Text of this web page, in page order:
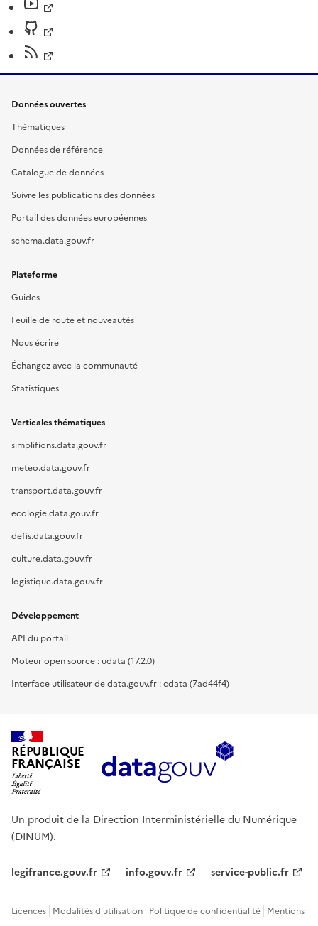
Données ouvertes
Thématiques
Données de référence
Catalogue de données
Suivre les publications des données
Portail des données européennes
schema.data.gouv.fr
Plateforme
Guides
Feuille de route et nouveautés
Nous écrire
Échangez avec la communauté
Statistiques
Verticales thématiques
simplifions.data.gouv.fr
meteo.data.gouv.fr
transport.data.gouv.fr
ecologie.data.gouv.fr
defis.data.gouv.fr
culture.data.gouv.fr
logistique.data.gouv.fr
Développement
API du portail
Moteur open source : udata (17.2.0)
Interface utilisateur de data.gouv.fr : cdata (7ad44f4)
RÉPUBLIQUE
FRANÇAISE
Un produit de la Direction Interministérielle du Numérique
(DINUM).
legifrance.gouv.fr info.gouv.fr service-public.fr
Licences Modalités d'utilisation Politique de confidentialité Mentions